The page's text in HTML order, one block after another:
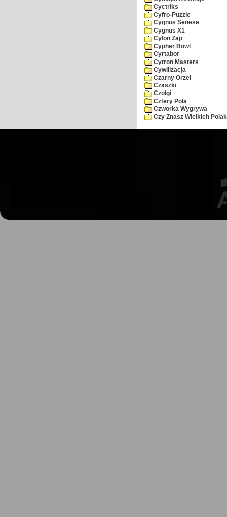
Cyctriks
Cyfro-Puzzle
Cygnus Senese
Cygnus X1
Cylon Zap
Cypher Bowl
Cyrtabor
Cytron Masters
Cywilizacja
Czarny Orzel
Czaszki
Czolgi
Cztery Pola
Czworka Wygrywa
Czy Znasz Wielkich